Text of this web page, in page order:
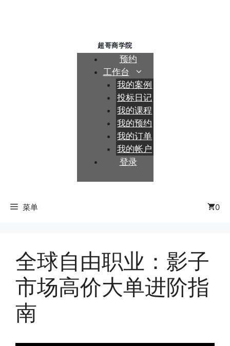
预约
工作台
我的案例
投标日记
我的课程
我的预约
我的订单
我的帐户
登录
菜单 0
全球自由职业：影子
市场高价大单进阶指
南